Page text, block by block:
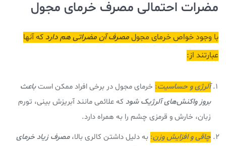
مضرات احتمالی مصرف خرمای مجول
با وجود خواص خرمای مجولمصرف آن مضراتی هم داردکه آنها
عبارتند از:
آلرژی و حساسیت: خرمای مجول در برخی افراد ممکن استباعث
بروز واکنش‌های آلرژیک شودکه علائمی مانند آبریزش بینی، تورم
زبان، خارش و قرمزی چشم را به همراه دارد.
چاقی و افزایش وزن: به دلیل داشتن کالری بالا،مصرف زیاد خرمای